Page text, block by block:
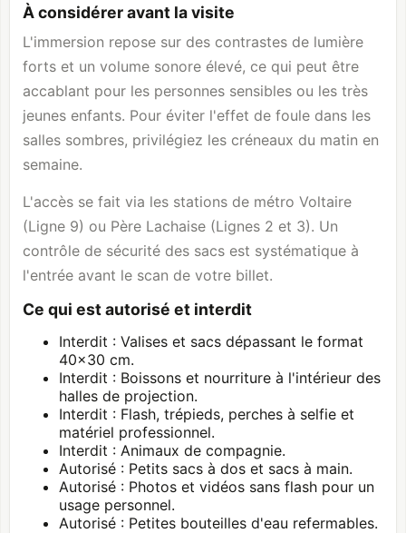
À considérer avant la visite
L'immersion repose sur des contrastes de lumière
forts et un volume sonore élevé, ce qui peut être
accablant pour les personnes sensibles ou les très
jeunes enfants. Pour éviter l'effet de foule dans les
salles sombres, privilégiez les créneaux du matin en
semaine.
L'accès se fait via les stations de métro Voltaire
(Ligne 9) ou Père Lachaise (Lignes 2 et 3). Un
contrôle de sécurité des sacs est systématique à
l'entrée avant le scan de votre billet.
Ce qui est autorisé et interdit
Interdit : Valises et sacs dépassant le format
40x30 cm.
Interdit : Boissons et nourriture à l'intérieur des
halles de projection.
Interdit : Flash, trépieds, perches à selfie et
matériel professionnel.
Interdit : Animaux de compagnie.
Autorisé : Petits sacs à dos et sacs à main.
Autorisé : Photos et vidéos sans flash pour un
usage personnel.
Autorisé : Petites bouteilles d'eau refermables.